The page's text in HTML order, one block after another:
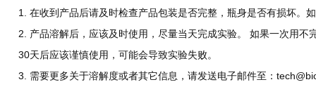
1. 在收到产品后请及时检查产品包装是否完整，瓶身是否有损坏。
2. 产品溶解后，应该及时使用，尽量当天完成实验。 如果一次用
30天后应该谨慎使用，可能会导致实验失败。
3. 需要更多关于溶解度或者其它信息，请发送电子邮件至：